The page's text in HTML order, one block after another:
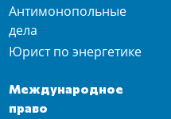
Антимонопольные
дела
Юрист по энергетике
Международное
право